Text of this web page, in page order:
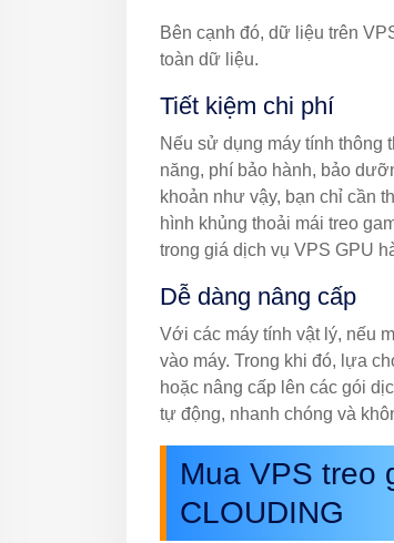
Bên cạnh đó, dữ liệu trên
toàn dữ liệu.
Tiết kiệm chi phí
Nếu sử dụng máy tính thông
năng, phí bảo hành, bảo
khoản như vậy, bạn chỉ cần
hình khủng thoải mái treo
trong giá dịch vụ VPS GPU
Dễ dàng nâng cấp
Với các máy tính vật lý, nếu
vào máy. Trong khi đó, lựa
hoặc nâng cấp lên các gói
tự động, nhanh chóng và
Mua VPS treo
CLOUDING